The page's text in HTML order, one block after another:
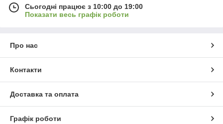
Сьогодні працює з 10:00 до 19:00
Показати весь графік роботи
Про нас
Контакти
Доставка та оплата
Графік роботи